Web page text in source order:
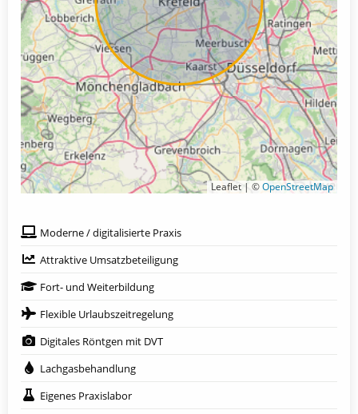
Leaflet | ©OpenStreetMap
Moderne / digitalisierte Praxis
Attraktive Umsatzbeteiligung
Fort- und Weiterbildung
Flexible Urlaubszeitregelung
Digitales Röntgen mit DVT
Lachgasbehandlung
Eigenes Praxislabor